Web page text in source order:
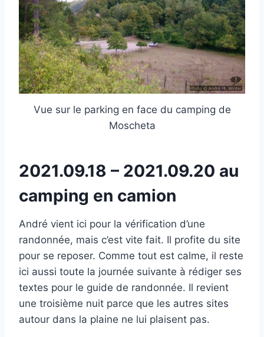
Vue sur le parking en face du camping de
Moscheta
2021.09.18 – 2021.09.20 au
camping en camion
André vient ici pour la vérification d’une
randonnée, mais c’est vite fait. Il profite du site
pour se reposer. Comme tout est calme, il reste
ici aussi toute la journée suivante à rédiger ses
textes pour le guide de randonnée. Il revient
une troisième nuit parce que les autres sites
autour dans la plaine ne lui plaisent pas.